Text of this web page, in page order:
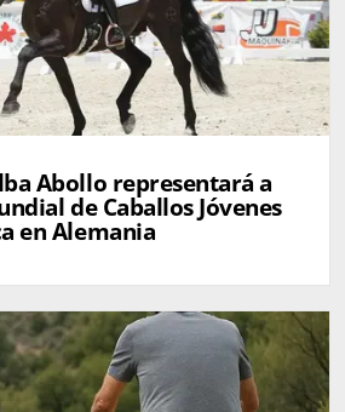
Abollo representará a
de Caballos Jóvenes
en Alemania